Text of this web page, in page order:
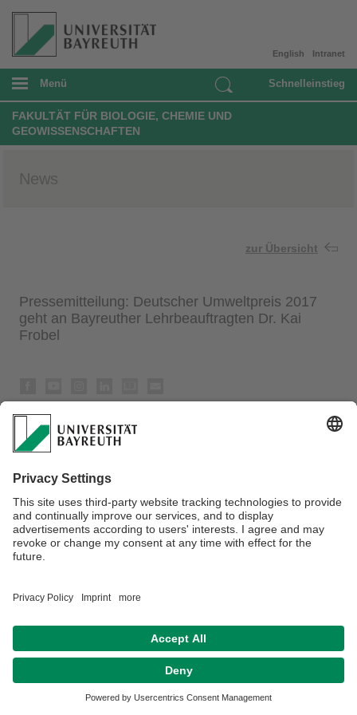
Intranet
English
Menü Schnelleinstieg
FAKULTÄT FÜR BIOLOGIE, CHEMIE UND
GEOWISSENSCHAFTEN
News
zur Übersicht
Pressemitteilung: Deutscher Umweltpreis 2017
geht an Bayreuther Lehrbeauftragten Dr. Kai
Frobel
Datenschutz / Disclaimer
Kontakt